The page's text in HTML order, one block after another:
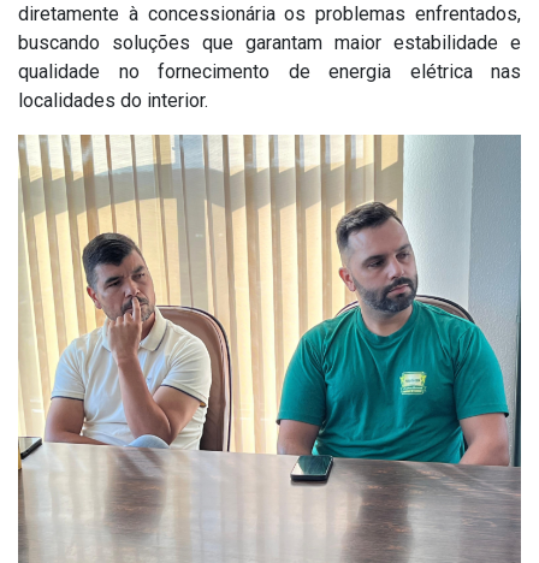
diretamente à concessionária os problemas enfrentados,
buscando soluções que garantam maior estabilidade e
qualidade no fornecimento de energia elétrica nas
localidades do interior.